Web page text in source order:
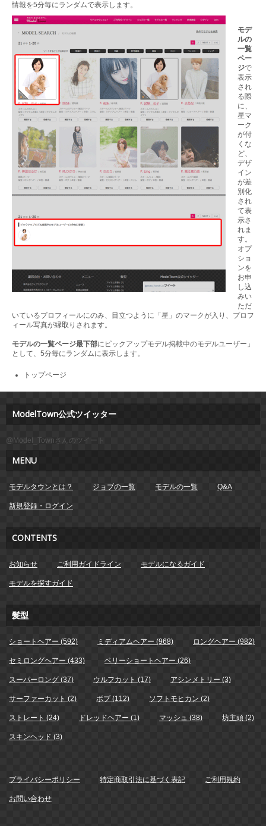
情報を5分毎にランダムで表示します。
モデ
ルの
一覧
ペー
ジで
表示
され
る際
に、
星マ
ーク
が付
くな
ど、
デザ
イン
が差
別化
され
て表
示さ
れま
す。
オプ
ショ
ンを
お申
し込
みい
ただ
いているプロフィールにのみ、目立つように「星」のマークが入り、プロフ
ィール写真が縁取りされます。
モデルの一覧ページ最下部にピックアップモデル掲載中のモデルユーザー」
として、5分毎にランダムに表示します。
トップページ
ModelTown公式ツイッター
@Model_Townさんのツイート
MENU
モデルタウンとは？ ジョブの一覧 モデルの一覧 Q&A
新規登録・ログイン
CONTENTS
お知らせ ご利用ガイドライン モデルになるガイド
モデルを探すガイド
髪型
ショートヘアー (592) ミディアムヘアー (968) ロングヘアー (982)
セミロングヘアー (433) ベリーショートヘアー (26)
スーパーロング (37) ウルフカット (17) アシンメトリー (3)
サーファーカット (2) ボブ (112) ソフトモヒカン (2)
ストレート (24) ドレッドヘアー (1) マッシュ (38) 坊主頭 (2)
スキンヘッド (3)
プライバシーポリシー 特定商取引法に基づく表記 ご利用規約
お問い合わせ